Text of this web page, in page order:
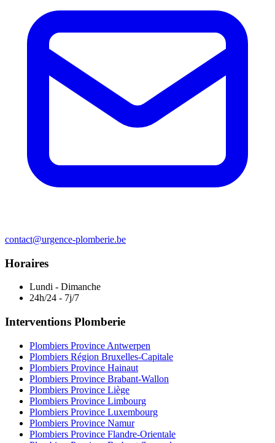
contact@urgence-plomberie.be
Horaires
Lundi - Dimanche
24h/24 - 7j/7
Interventions Plomberie
Plombiers Province Antwerpen
Plombiers Région Bruxelles-Capitale
Plombiers Province Hainaut
Plombiers Province Brabant-Wallon
Plombiers Province Liège
Plombiers Province Limbourg
Plombiers Province Luxembourg
Plombiers Province Namur
Plombiers Province Flandre-Orientale